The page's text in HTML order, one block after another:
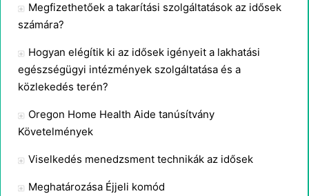
Megfizethetőek a takarítási szolgáltatások az idősek
számára?
Hogyan elégítik ki az idősek igényeit a lakhatási
egészségügyi intézmények szolgáltatása és a
közlekedés terén?
Oregon Home Health Aide tanúsítvány
Követelmények
Viselkedés menedzsment technikák az idősek
Meghatározása Éjjeli komód